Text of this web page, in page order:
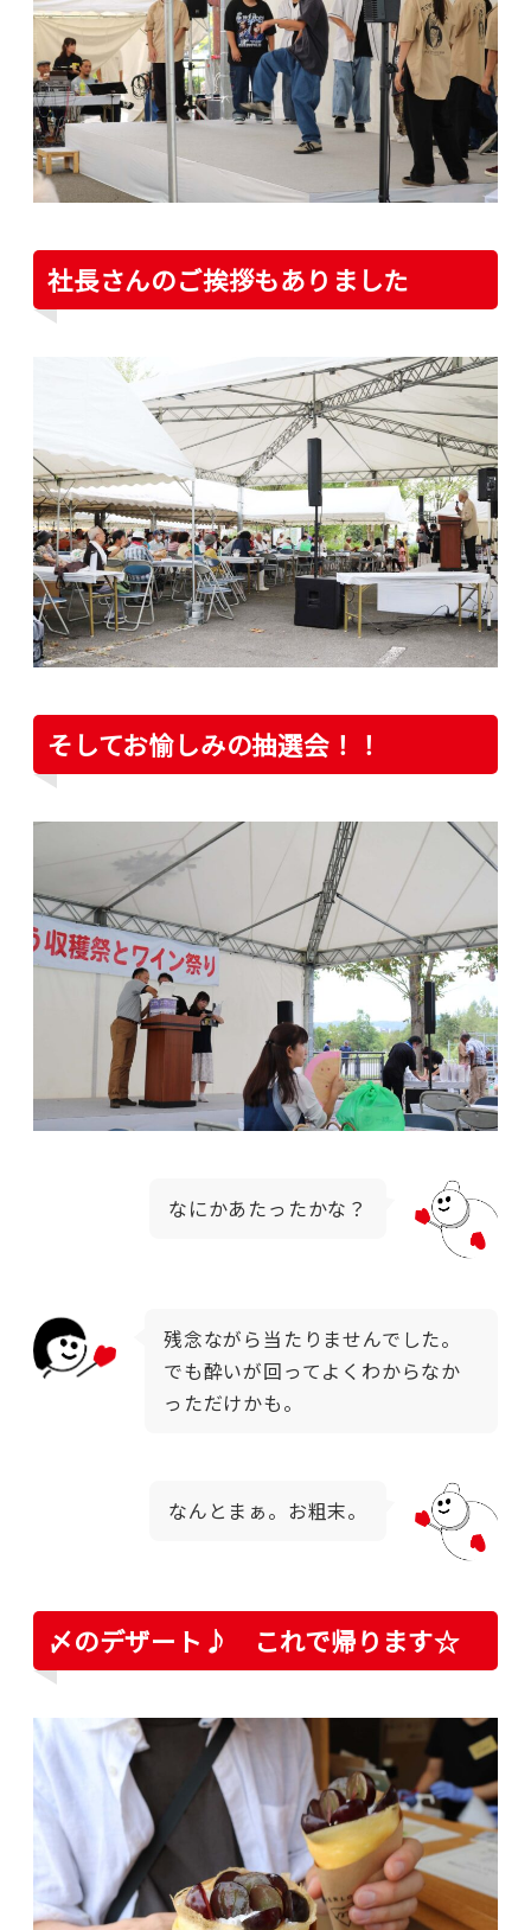
社長さんのご挨拶もありました
そしてお愉しみの抽選会！！
なにかあたったかな？
残念ながら当たりませんでした。
でも酔いが回ってよくわからなか
っただけかも。
なんとまぁ。お粗末。
〆のデザート♪ これで帰ります☆